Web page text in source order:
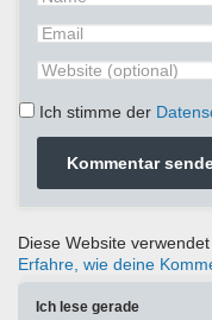
Ich stimme der
Diese Website
Erfahre, wie deine
Ich lese gerade